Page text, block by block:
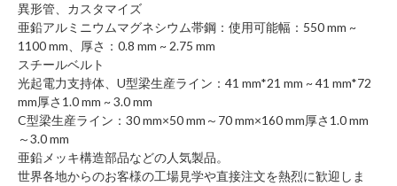
異形管、カスタマイズ
亜鉛アルミニウムマグネシウム帯鋼：使用可能幅：550 mm ~
1100 mm、厚さ：0.8 mm ~ 2.75 mm
スチールベルト
光起電力支持体、U型梁生産ライン：41 mm*21 mm ~ 41 mm*72
mm厚さ1.0 mm ~ 3.0 mm
C型梁生産ライン：30 mm×50 mm～70 mm×160 mm厚さ1.0 mm
～3.0 mm
亜鉛メッキ構造部品などの人気製品。
世界各地からのお客様の工場見学や直接注文を熱烈に歓迎しま